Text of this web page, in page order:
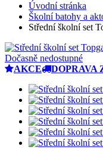
Úvodní stránka
Školní batohy a
Střední školní set
Dočasně nedostupné
AKCE
DOPRAVA